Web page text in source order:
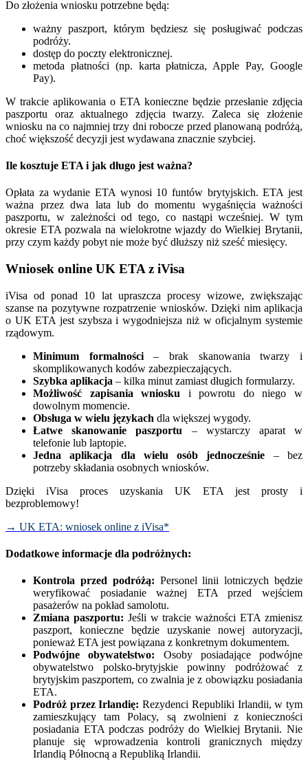
Do złożenia wniosku potrzebne będą:
ważny paszport, którym będziesz się posługiwać podczas
podróży.
dostęp do poczty elektronicznej.
metoda płatności (np. karta płatnicza, Apple Pay, Google
Pay).
W trakcie aplikowania o ETA konieczne będzie przesłanie zdjęcia
paszportu oraz aktualnego zdjęcia twarzy. Zaleca się złożenie
wniosku na co najmniej trzy dni robocze przed planowaną podróżą,
choć większość decyzji jest wydawana znacznie szybciej.
Ile kosztuje ETA i jak długo jest ważna?
Opłata za wydanie ETA wynosi 10 funtów brytyjskich. ETA jest
ważna przez dwa lata lub do momentu wygaśnięcia ważności
paszportu, w zależności od tego, co nastąpi wcześniej. W tym
okresie ETA pozwala na wielokrotne wjazdy do Wielkiej Brytanii,
przy czym każdy pobyt nie może być dłuższy niż sześć miesięcy.
Wniosek online UK ETA z iVisa
iVisa od ponad 10 lat upraszcza procesy wizowe, zwiększając
szanse na pozytywne rozpatrzenie wniosków. Dzięki nim aplikacja
o UK ETA jest szybsza i wygodniejsza niż w oficjalnym systemie
rządowym.
Minimum formalności– brak skanowania twarzy i
skomplikowanych kodów zabezpieczających.
Szybka aplikacja – kilka minut zamiast długich formularzy.
Możliwość zapisania wniosku i powrotu do niego w
dowolnym momencie.
Obsługa w wielu językach dla większej wygody.
Łatwe skanowanie paszportu – wystarczy aparat w
telefonie lub laptopie.
Jedna aplikacja dla wielu osób jednocześnie – bez
potrzeby składania osobnych wniosków.
Dzięki iVisa proces uzyskania UK ETA jest prosty i
bezproblemowy!
→ UK ETA: wniosek online z iVisa*
Dodatkowe informacje dla podróżnych:
Kontrola przed podróżą: Personel linii lotniczych będzie
weryfikować posiadanie ważnej ETA przed wejściem
pasażerów na pokład samolotu.
Zmiana paszportu: Jeśli w trakcie ważności ETA zmienisz
paszport, konieczne będzie uzyskanie nowej autoryzacji,
ponieważ ETA jest powiązana z konkretnym dokumentem.
Podwójne obywatelstwo: Osoby posiadające podwójne
obywatelstwo polsko-brytyjskie powinny podróżować z
brytyjskim paszportem, co zwalnia je z obowiązku posiadania
ETA.
Podróż przez Irlandię: Rezydenci Republiki Irlandii, w tym
zamieszkujący tam Polacy, są zwolnieni z konieczności
posiadania ETA podczas podróży do Wielkiej Brytanii. Nie
planuje się wprowadzenia kontroli granicznych między
Irlandią Północną a Republiką Irlandii.